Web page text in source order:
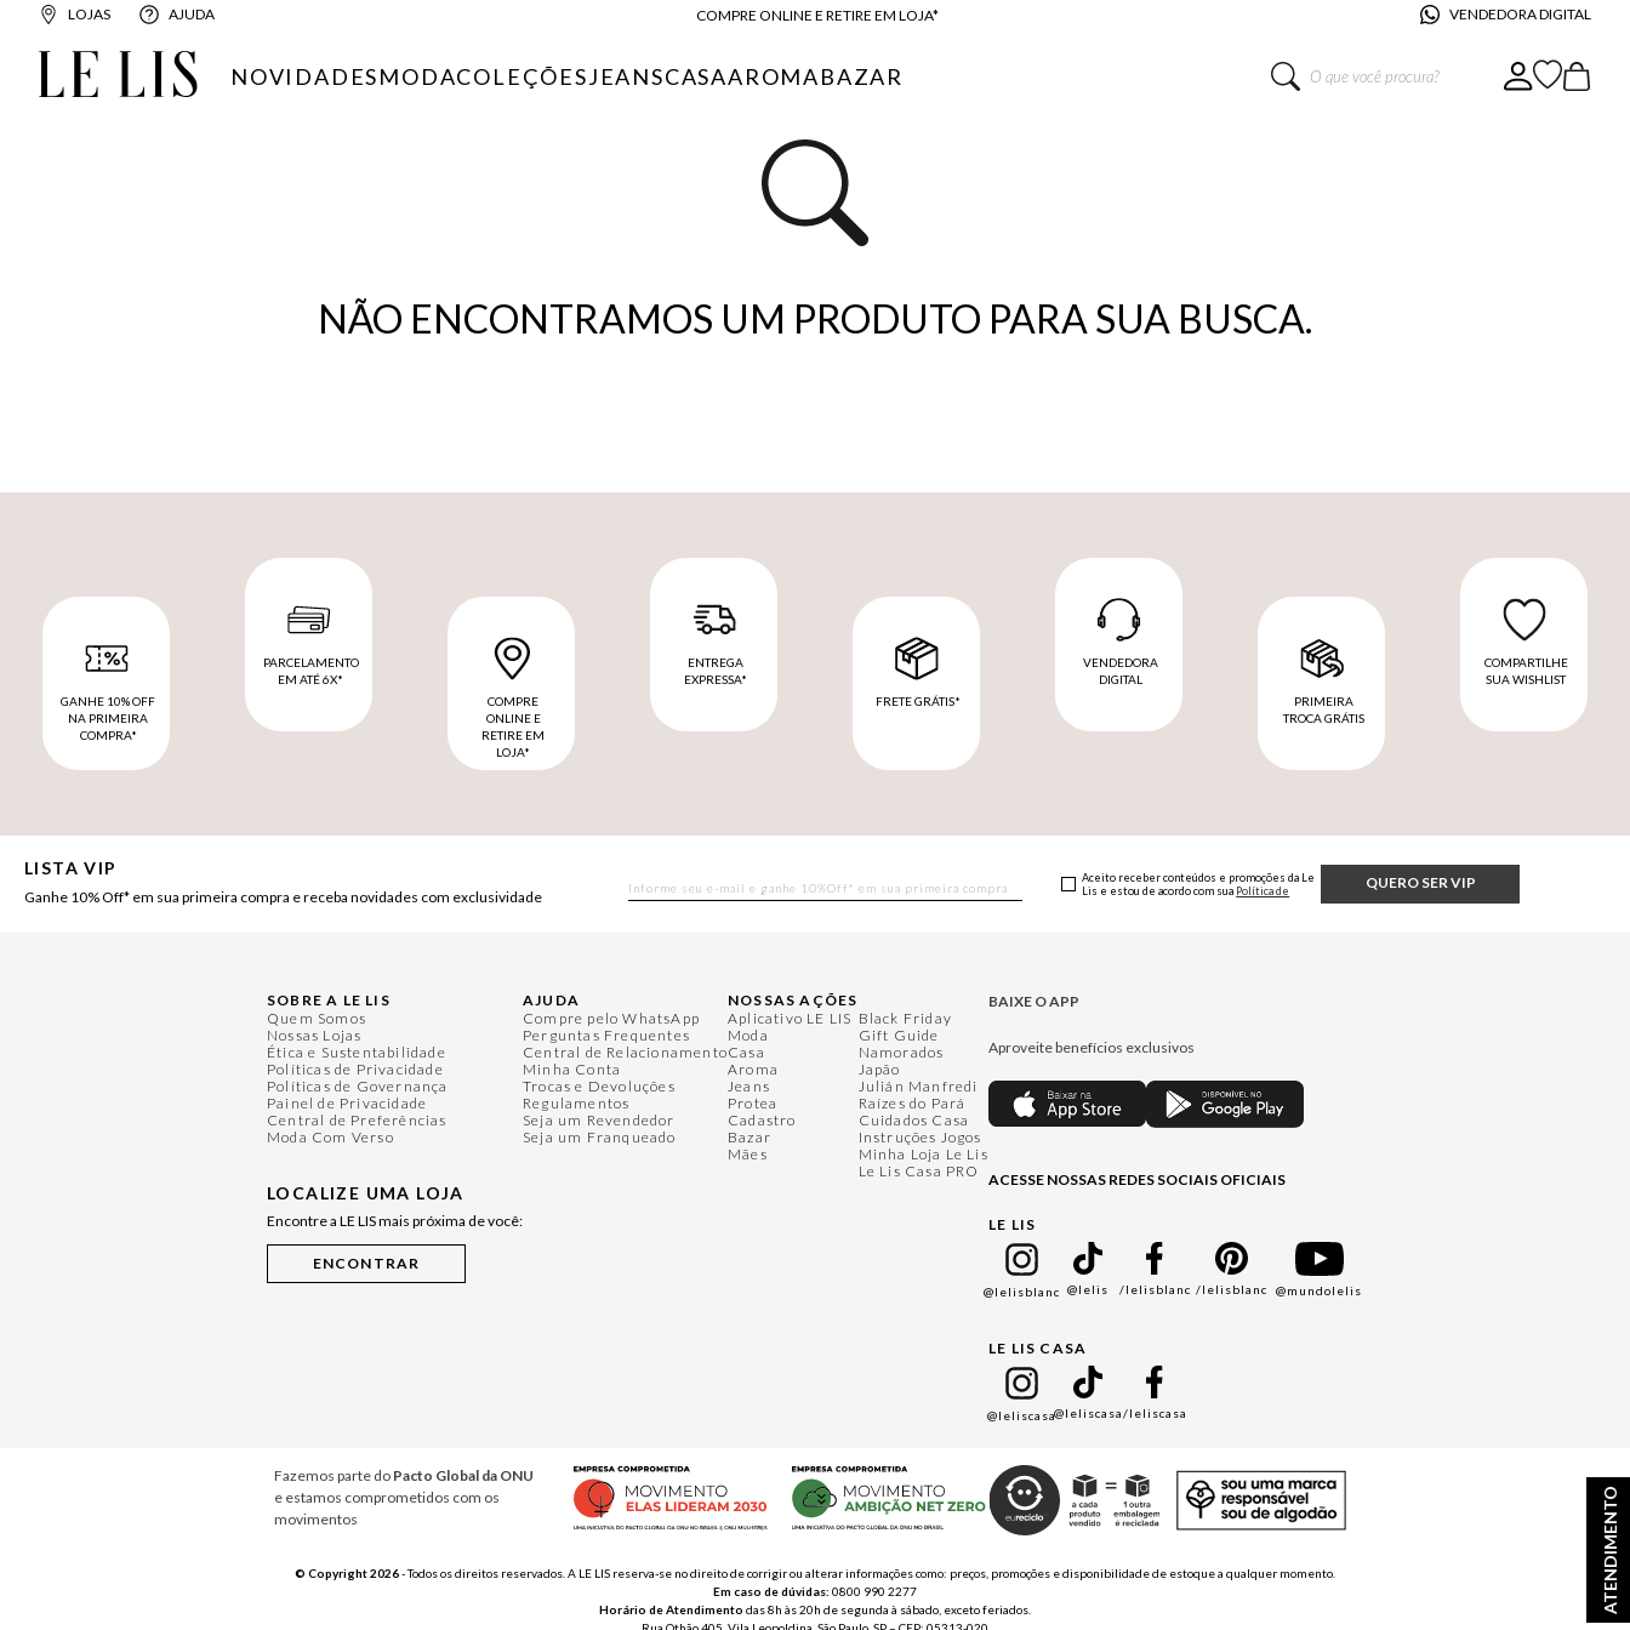
LOJAS AJUDA
ENTREGA EXPRESSA*
BAIXE O APP
VENDEDORA DIGITAL
ATENDIMENTO
NOVIDADESMODACOLEÇÕESJEANSCASAAROMABAZAR
O que você procura?
NÃO ENCONTRAMOS UM PRODUTO PARA SUA BUSCA.
GANHE 10% OFF
NA PRIMEIRA
COMPRA*
PARCELAMENTO
EM ATÉ 6X*
COMPRE
ONLINE E
RETIRE EM
LOJA*
ENTREGA
EXPRESSA*
FRETE GRÁTIS*
VENDEDORA
DIGITAL
PRIMEIRA
TROCA GRÁTIS
COMPARTILHE
SUA WISHLIST
LISTA VIP
Ganhe 10% Off* em sua primeira compra e receba novidades com exclusividade
QUERO SER VIP
Aceito receber conteúdos e promoções da Le
Lis e estou de acordo com sua Política de
SOBRE A LE LIS
Quem Somos
Nossas Lojas
Ética e Sustentabilidade
Políticas de Privacidade
Políticas de Governança
Painel de Privacidade
Central de Preferências
Moda Com Verso
LOCALIZE UMA LOJA
Encontre a LE LIS mais próxima de você:
AJUDA
Compre pelo WhatsApp
Perguntas Frequentes
Central de Relacionamento
Minha Conta
Trocas e Devoluções
Regulamentos
Seja um Revendedor
Seja um Franqueado
NOSSAS AÇÕES
Aplicativo LE LIS
Moda
Casa
Aroma
Jeans
Protea
Cadastro
Bazar
Mães
Black Friday
Gift Guide
Namorados
Japão
Julián Manfredi
Raízes do Pará
Cuidados Casa
Instruções Jogos
Minha Loja Le Lis
Le Lis Casa PRO
BAIXE O APP
Aproveite benefícios exclusivos
ACESSE NOSSAS REDES SOCIAIS OFICIAIS
LE LIS
@lelisblanc @lelis /lelisblanc /lelisblanc @mundolelis
LE LIS CASA
@leliscasa@leliscasa/leliscasa
Fazemos parte do Pacto Global da ONU
e estamos comprometidos com os
movimentos
© Copyright 2026- Todos os direitos reservados. A LE LIS reserva-se no direito de corrigir ou alterar informações como: preços, promoções e disponibilidade de estoque a qualquer momento.
Em caso de dúvidas: 0800 990 2277
Horário de Atendimento das 8h às 20h de segunda à sábado, exceto feriados.